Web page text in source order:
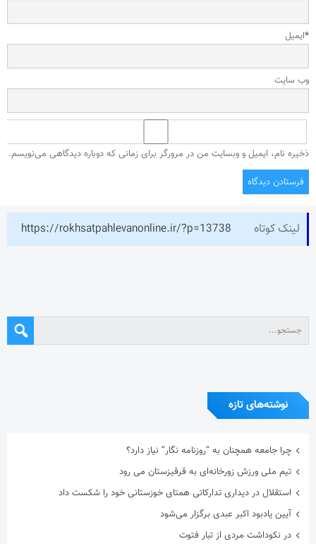
ایمیل*
وب‌ سایت
ذخیره نام، ایمیل و وبسایت من در مرورگر برای زمانی که دوباره دیدگاهی می‌نویسم.
لینک کوتاه https://rokhsatpahlevanonline.ir/?p=13738
نوشته‌های تازه
چرا جامعه همچنان به “روزنامه نگار” نیاز دارد؟
تیم ملی ورزش زورخانه‌ای به قرقیزستان می رود
استقلال در دیداری تدارکاتی همتای خوزستانی خود را شکست داد
آیین یادبود اکبر عبدی برگزار می‌شود
در نکوداشت مردی از تبار فتوت